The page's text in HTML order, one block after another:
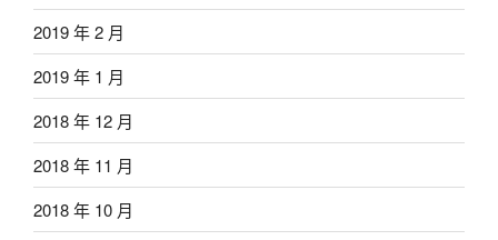
2019 年 2 月
2019 年 1 月
2018 年 12 月
2018 年 11 月
2018 年 10 月